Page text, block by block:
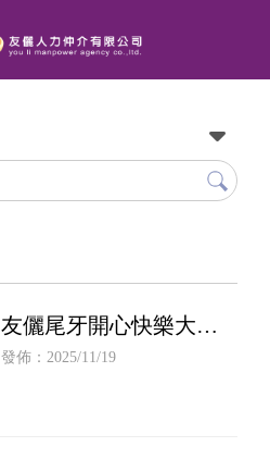
友儷尾牙開心快樂大成
功
發佈：2025/11/19